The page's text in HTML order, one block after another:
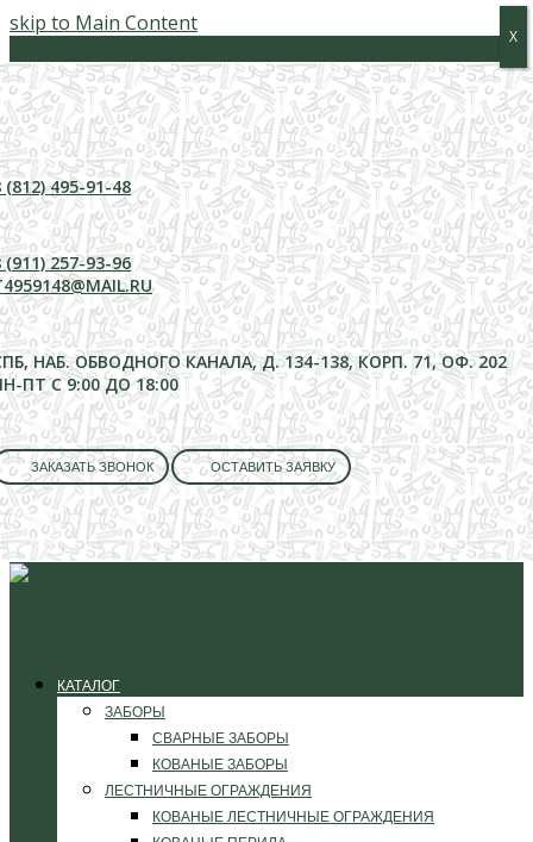
skip to Main Content
(812) 495-91-48
(911) 257-93-96
НАБ. ОБВОДНОГО КАНАЛА, Д. 134-138, КОРП. 71, ОФ. 202
ПТ С 9:00 ДО 18:00
ЗАКАЗАТЬ ЗВОНОК ОСТАВИТЬ ЗАЯВКУ
КАТАЛОГ
ЗАБОРЫ
СВАРНЫЕ ЗАБОРЫ
КОВАНЫЕ ЗАБОРЫ
ЛЕСТНИЧНЫЕ ОГРАЖДЕНИЯ
КОВАНЫЕ ЛЕСТНИЧНЫЕ ОГРАЖДЕНИЯ
Х
Х